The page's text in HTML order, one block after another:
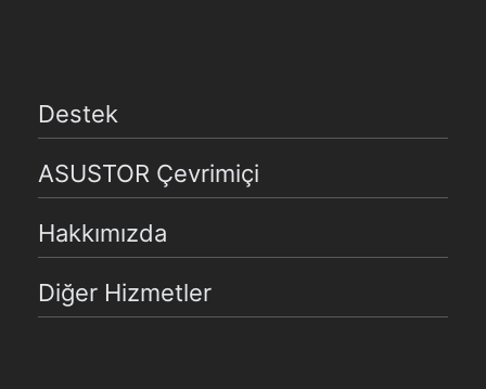
Destek
ASUSTOR Çevrimiçi
Hakkımızda
Diğer Hizmetler